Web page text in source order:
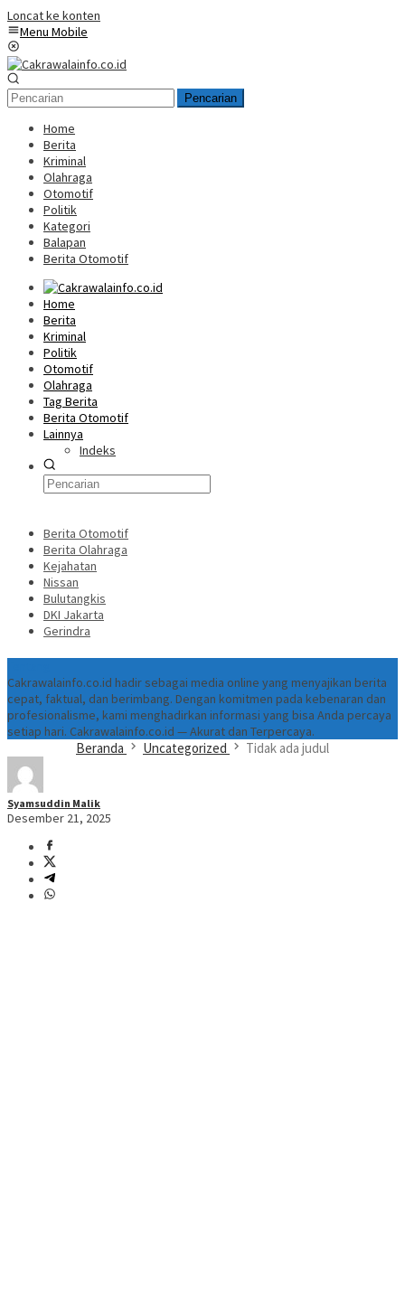
Loncat ke konten
Menu Mobile
Pencarian
Home
Berita
Kriminal
Olahraga
Otomotif
Politik
Kategori
Balapan
Berita Otomotif
Home
Berita
Kriminal
Politik
Otomotif
Olahraga
Tag Berita
Berita Otomotif
Lainnya
Indeks
Berita Otomotif
Berita Olahraga
Kejahatan
Nissan
Bulutangkis
DKI Jakarta
Gerindra
Cakrawalainfo.co.id hadir sebagai media online yang menyajikan berita
cepat, faktual, dan berimbang. Dengan komitmen pada kebenaran dan
profesionalisme, kami menghadirkan informasi yang bisa Anda percaya
setiap hari. Cakrawalainfo.co.id — Akurat dan Terpercaya.
Beranda Uncategorized Tidak ada judul
Syamsuddin Malik
Desember 21, 2025